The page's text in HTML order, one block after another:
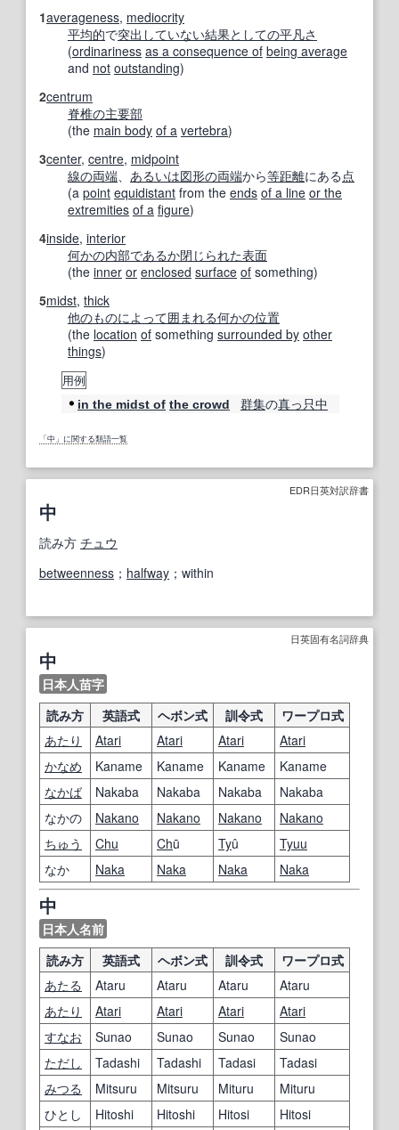
1averageness, mediocrity
平均的で突出していない結果としての平凡さ
(ordinariness as a consequence of being average
and not outstanding)
2centrum
脊椎の主要部
(the main body of a vertebra)
3center, centre, midpoint
線の両端、 あるいは図形の両端から等距離にある点
(a point equidistant from the ends of a line or the
extremities of a figure)
4inside, interior
何かの内部であるか閉じられた表面
(the inner or enclosed surface of something)
5midst, thick
他のものによって囲まれる何かの位置
(the location of something surrounded by other
things)
用例
in the midst of the crowd 群集の真っ只中
「中」に関する類語一覧
EDR日英対訳辞書
中
読み方 チュウ
betweenness ； halfway ；within
日英固有名詞辞典
中
日本人苗字
読み方
英語式 ヘボン式 訓令式
ワープロ式
あたり
Atari Atari Atari
Atari
かなめ
Kaname Kaname Kaname
Kaname
なかば
Nakaba Nakaba Nakaba
Nakaba
なかの
Nakano Nakano Nakano
Nakano
ちゅう
Chu Chū Tyû
Tyuu
なか
Naka Naka Naka Naka
中
日本人名前
読み方
英語式 ヘボン式 訓令式
ワープロ式
あたる
Ataru Ataru Ataru
Ataru
あたり
Atari Atari Atari
Atari
すなお
Sunao Sunao Sunao
Sunao
ただし
Tadashi Tadashi Tadasi
Tadasi
みつる
Mitsuru Mitsuru Mituru
Mituru
ひとし
Hitoshi Hitoshi Hitosi
Hitosi